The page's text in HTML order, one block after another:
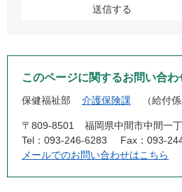
このページに関するお問い合わ
保健福祉部 介護保険課 給付係
〒809-8501
福岡県中間市中間一
Tel：093-246-6283
Fax：093-
メールでのお問い合わせはこちら